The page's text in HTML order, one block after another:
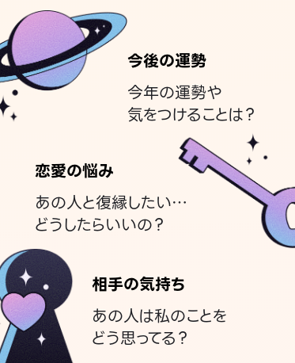
今後の運勢
今年の運勢や
気をつけることは？
恋愛の悩み
あの人と復縁したい…
どうしたらいいの？
相手の気持ち
あの人は私のことを
どう思ってる？